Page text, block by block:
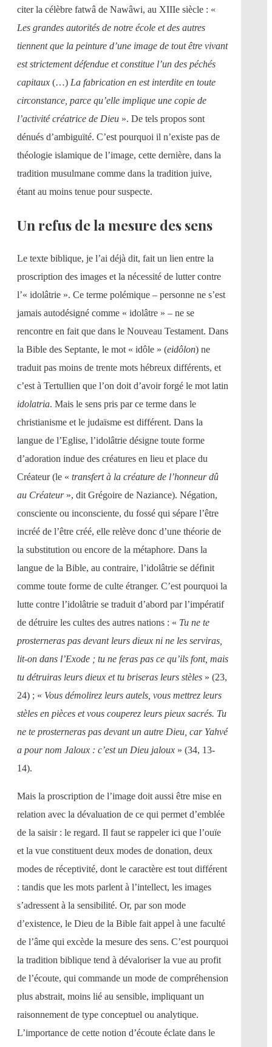
citer la célèbre fatwâ de Nawâwi, au XIIIe siècle : «
Les grandes autorités de notre école et des autres
tiennent que la peinture d’une image de tout être vivant
est strictement défendue et constitue l’un des péchés
capitaux (…) La fabrication en est interdite en toute
circonstance, parce qu’elle implique une copie de
l’activité créatrice de Dieu ». De tels propos sont
dénués d’ambiguïté. C’est pourquoi il n’existe pas de
théologie islamique de l’image, cette dernière, dans la
tradition musulmane comme dans la tradition juive,
étant au moins tenue pour suspecte.
Un refus de la mesure des sens
Le texte biblique, je l’ai déjà dit, fait un lien entre la
proscription des images et la nécessité de lutter contre
l’« idolâtrie ». Ce terme polémique – personne ne s’est
jamais autodésigné comme « idolâtre » – ne se
rencontre en fait que dans le Nouveau Testament. Dans
la Bible des Septante, le mot « idôle » (eidôlon) ne
traduit pas moins de trente mots hébreux différents, et
c’est à Tertullien que l’on doit d’avoir forgé le mot latin
idolatria. Mais le sens pris par ce terme dans le
christianisme et le judaïsme est différent. Dans la
langue de l’Eglise, l’idolâtrie désigne toute forme
d’adoration indue des créatures en lieu et place du
Créateur (le « transfert à la créature de l’honneur dû
au Créateur», dit Grégoire de Naziance). Négation,
consciente ou inconsciente, du fossé qui sépare l’être
incréé de l’être créé, elle relève donc d’une théorie de
la substitution ou encore de la métaphore. Dans la
langue de la Bible, au contraire, l’idolâtrie se définit
comme toute forme de culte étranger. C’est pourquoi la
lutte contre l’idolâtrie se traduit d’abord par l’impératif
de détruire les cultes des autres nations : « Tu ne te
prosterneras pas devant leurs dieux ni ne les serviras,
lit-on dans l’Exode ; tu ne feras pas ce qu’ils font, mais
tu détruiras leurs dieux et tu briseras leurs stèles » (23,
24) ; « Vous démolirez leurs autels, vous mettrez leurs
stèles en pièces et vous couperez leurs pieux sacrés. Tu
ne te prosterneras pas devant un autre Dieu, car Yahvé
a pour nom Jaloux : c’est un Dieu jaloux » (34, 13-
14).
Mais la proscription de l’image doit aussi être mise en
relation avec la dévaluation de ce qui permet d’emblée
de la saisir : le regard. Il faut se rappeler ici que l’ouïe
et la vue constituent deux modes de donation, deux
modes de réceptivité, dont le caractère est tout différent
: tandis que les mots parlent à l’intellect, les images
s’adressent à la sensibilité. Or, par son mode
d’existence, le Dieu de la Bible fait appel à une faculté
de l’âme qui excède la mesure des sens. C’est pourquoi
la tradition biblique tend à dévaloriser la vue au profit
de l’écoute, qui commande un mode de compréhension
plus abstrait, moins lié au sensible, impliquant un
raisonnement de type conceptuel ou analytique.
L’importance de cette notion d’écoute éclate dans le